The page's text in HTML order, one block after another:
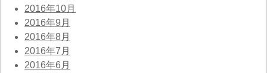
2016年10月
2016年9月
2016年8月
2016年7月
2016年6月